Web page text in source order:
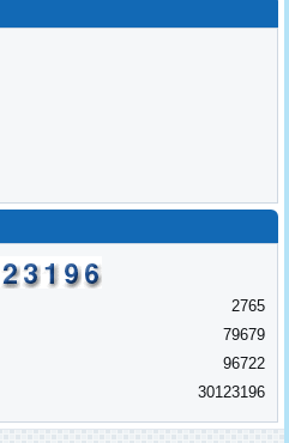
2765
79679
96722
30123196